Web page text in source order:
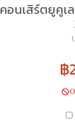
คอนเสิร์ตยูคูเ
฿